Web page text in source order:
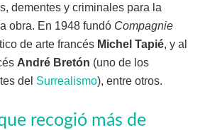
dementes y criminales para la
obra. En 1948 fundó Compagnie
de arte francés Michel Tapié, y al
André Bretón (uno de los
del Surrealismo), entre otros.
recogió más de